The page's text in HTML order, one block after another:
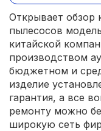
Открывает обзор
пылесосов
китайской
производством
бюджетном и
изделие
гарантия, а все
ремонту можно
широкую сеть